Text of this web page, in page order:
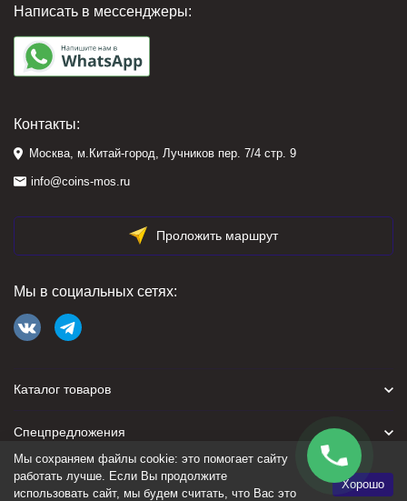
Написать в мессенджеры:
Контакты:
Москва, м.Китай-город, Лучников пер. 7/4 стр. 9
info@coins-mos.ru
Проложить маршрут
Мы в социальных сетях:
Каталог товаров
Спецпредложения
Для покупателя
Мы сохраняем файлы cookie: это помогает сайту
работать лучше. Если Вы продолжите
использовать сайт, мы будем считать, что Вас это
Хорошо